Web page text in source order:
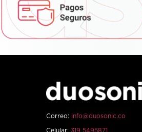
Correo: info@duosonic.co
Celular: 319 5495871